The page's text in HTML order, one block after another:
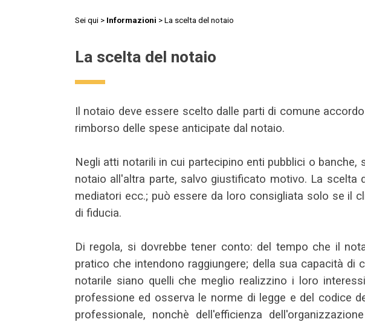
Sei qui > Informazioni > La scelta del notaio
La scelta del notaio
Il notaio deve essere scelto dalle parti di comune
rimborso delle spese anticipate dal notaio.
Negli atti notarili in cui partecipino enti pubblici o
notaio all'altra parte, salvo giustificato motivo. La
mediatori ecc.; può essere da loro consigliata solo se il
di fiducia.
Di regola, si dovrebbe tener conto: del tempo che il
pratico che intendono raggiungere; della sua capacità
notarile siano quelli che meglio realizzino i loro
professione ed osserva le norme di legge e del codice
professionale, nonchè dell'efficienza